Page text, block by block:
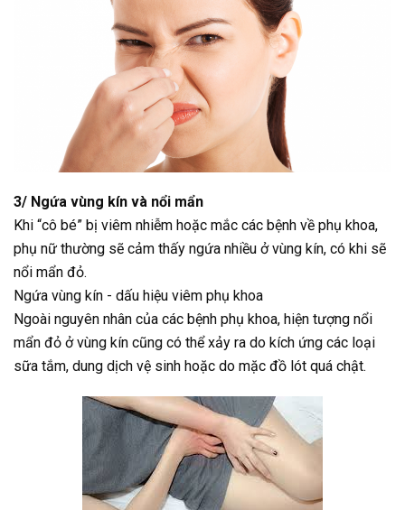
3/ Ngứa vùng kín và nổi mẩn
Khi “cô bé” bị viêm nhiễm hoặc mắc các bệnh về phụ khoa,
phụ nữ thường sẽ cảm thấy ngứa nhiều ở vùng kín, có khi sẽ
nổi mẩn đỏ.
Ngứa vùng kín - dấu hiệu viêm phụ khoa
Ngoài nguyên nhân của các bệnh phụ khoa, hiện tượng nổi
mẩn đỏ ở vùng kín cũng có thể xảy ra do kích ứng các loại
sữa tắm, dung dịch vệ sinh hoặc do mặc đồ lót quá chật.